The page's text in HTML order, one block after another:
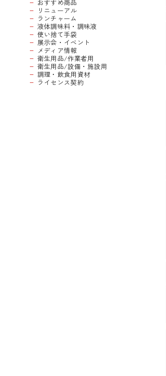
おすすめ商品
リニューアル
ランチャーム
液体調味料・調味液
使い捨て手袋
展示会・イベント
メディア情報
衛生用品/作業者用
衛生用品/設備・施設用
調理・飲食用資材
ライセンス契約